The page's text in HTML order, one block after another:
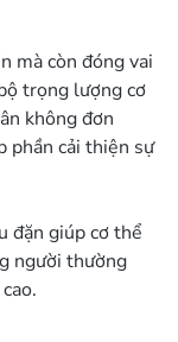
mà còn đóng vai
trọng lượng cơ
không đơn
phần cải thiện sự
đặn giúp cơ thể
người thường